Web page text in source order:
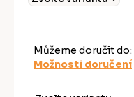
Můžeme doručit do:
Možnosti doručení